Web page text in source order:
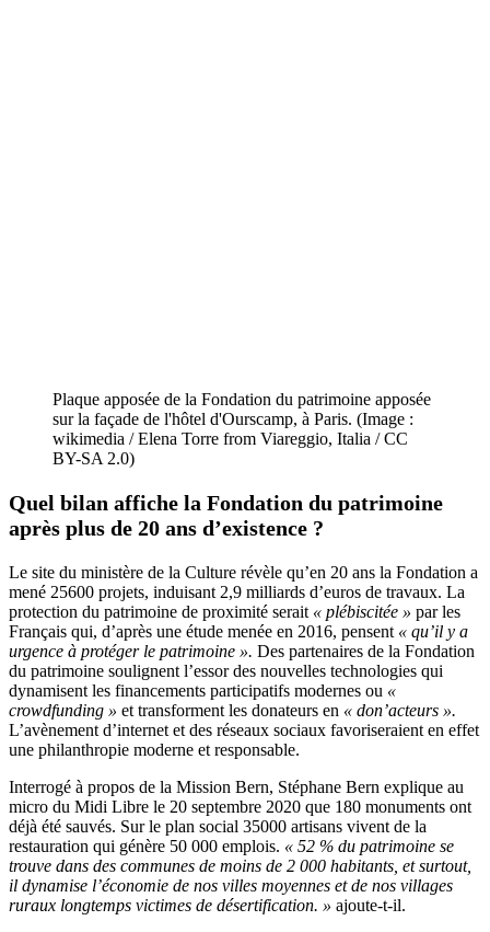
Plaque apposée de la Fondation du patrimoine apposée
sur la façade de l'hôtel d'Ourscamp, à Paris. (Image :
wikimedia / Elena Torre from Viareggio, Italia / CC
BY-SA 2.0)
Quel bilan affiche la Fondation du patrimoine
après plus de 20 ans d’existence ?
Le site du ministère de la Culture révèle qu’en 20 ans la Fondation a
mené 25600 projets, induisant 2,9 milliards d’euros de travaux. La
protection du patrimoine de proximité serait « plébiscitée » par les
Français qui, d’après une étude menée en 2016, pensent « qu’il y a
urgence à protéger le patrimoine ». Des partenaires de la Fondation
du patrimoine soulignent l’essor des nouvelles technologies qui
dynamisent les financements participatifs modernes ou «
crowdfunding » et transforment les donateurs en « don’acteurs ».
L’avènement d’internet et des réseaux sociaux favoriseraient en effet
une philanthropie moderne et responsable.
Interrogé à propos de la Mission Bern, Stéphane Bern explique au
micro du Midi Libre le 20 septembre 2020 que 180 monuments ont
déjà été sauvés. Sur le plan social 35000 artisans vivent de la
restauration qui génère 50 000 emplois. « 52 % du patrimoine se
trouve dans des communes de moins de 2 000 habitants, et surtout,
il dynamise l’économie de nos villes moyennes et de nos villages
ruraux longtemps victimes de désertification. » ajoute-t-il.